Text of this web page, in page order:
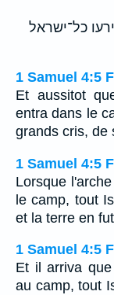
כל־ישראל
1 Samuel 4:5
Et aussitot
entra dans le
grands cris, de
1 Samuel 4:5
Lorsque
le camp, tout
et la terre en
1 Samuel 4:5
Et il arriva
au camp, tout